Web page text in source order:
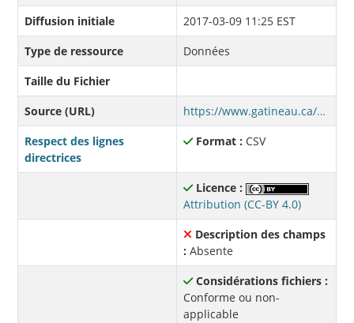
Diffusion initiale
2017-03-09 11:25 EST
Type de ressource
Données
Taille du Fichier
Source (URL)
https://www.gatineau.ca/upload/donneesouvertes/PISTE_CYCLABLE_STANDARD.csv
Respect des lignes
directrices
Format : CSV
Licence :
Attribution (CC-BY 4.0)
Description des champs
: Absente
Considérations fichiers :
Conforme ou non-
applicable